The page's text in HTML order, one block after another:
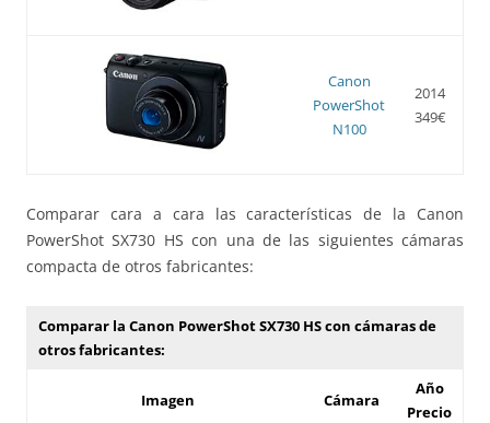
Canon
PowerShot
N100
2014
349€
Comparar cara a cara las características de la Canon
PowerShot SX730 HS con una de las siguientes cámaras
compacta de otros fabricantes:
Comparar la Canon PowerShot SX730 HS con cámaras de
otros fabricantes:
Imagen Cámara
Año
Precio